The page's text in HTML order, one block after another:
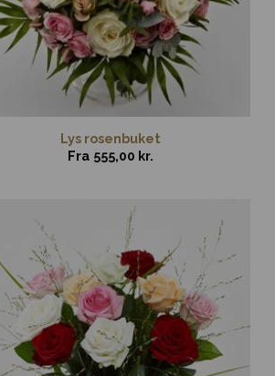
Lys rosenbuket
Fra 555,00 kr.